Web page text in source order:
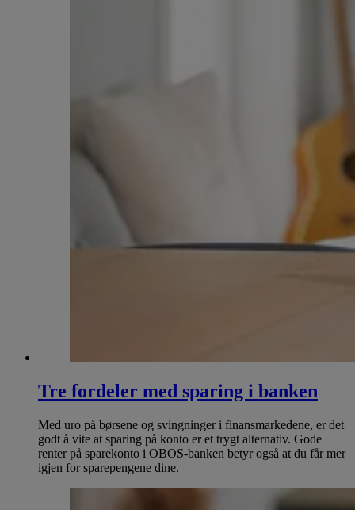
Tre fordeler med sparing i banken
Med uro på børsene og svingninger i finansmarkedene, er det
godt å vite at sparing på konto er et trygt alternativ. Gode
renter på sparekonto i OBOS-banken betyr også at du får mer
igjen for sparepengene dine.